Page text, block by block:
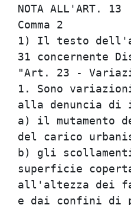
1) Il testo
31
"Art.
1. Sono
alla
a) il
del carico
b) gli
superficie
all'altezza
e dai